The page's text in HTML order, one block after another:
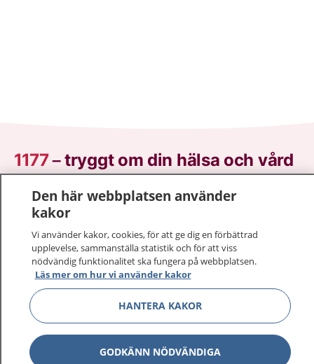
1177–tryggt om din hälsa och vård
På 1177.se får du råd om hälsa och information om
sjukdomar och vilka mottagningar du kan kontakta.
vårdärenden. Ring telefonnummer 1177 för
sjukvårdsrådgivning dygnet runt.
1177 ger dig råd när du vill må bättre.
Den här webbplatsen använder
kakor
Vi använder kakor, cookies, för att ge dig en förbättrad
upplevelse, sammanställa statistik och för att viss
nödvändig funktionalitet ska fungera på webbplatsen.
Läs mer om hur vi använder kakor
HANTERA KAKOR
GODKÄNN NÖDVÄNDIGA